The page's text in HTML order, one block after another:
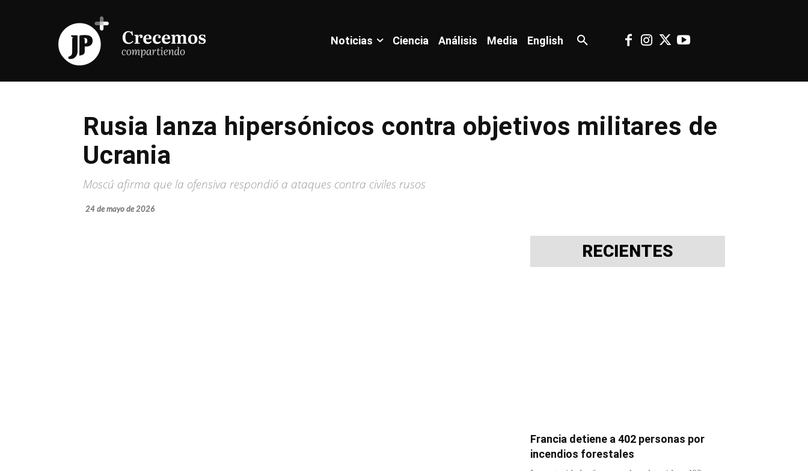
Noticias Ciencia Análisis Media English
Rusia lanza hipersónicos contra objetivos militares de
Ucrania
Moscú afirma que la ofensiva respondió a ataques contra civiles rusos
24 de mayo de 2026
RECIENTES
Francia detiene a 402 personas por
incendios forestales